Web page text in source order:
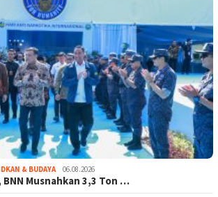
& BUDAYA 06.08.2026
BNN Musnahkan 3,3 Ton …